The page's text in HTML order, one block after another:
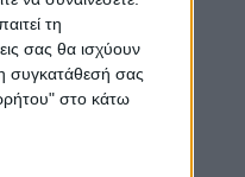
τη
σας θα ισχύουν
συγκατάθεσή σας
στο κάτω